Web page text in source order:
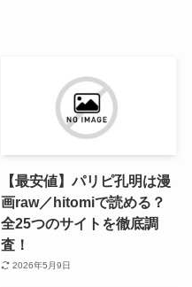
【最安値】パリピ孔明は漫
画raw／hitomiで読める？
全25つのサイトを徹底調
査！
2026年5月9日